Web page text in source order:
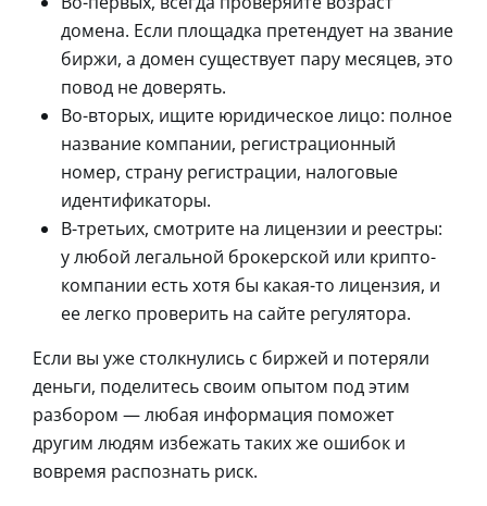
домена. Если площадка претендует на звание
биржи, а домен существует пару месяцев, это
повод не доверять.
Во-вторых, ищите юридическое лицо: полное
название компании, регистрационный
номер, страну регистрации, налоговые
идентификаторы.
В-третьих, смотрите на лицензии и реестры:
у любой легальной брокерской или крипто-
компании есть хотя бы какая-то лицензия, и
ее легко проверить на сайте регулятора.
Если вы уже столкнулись с биржей и потеряли
деньги, поделитесь своим опытом под этим
разбором — любая информация поможет
другим людям избежать таких же ошибок и
вовремя распознать риск.